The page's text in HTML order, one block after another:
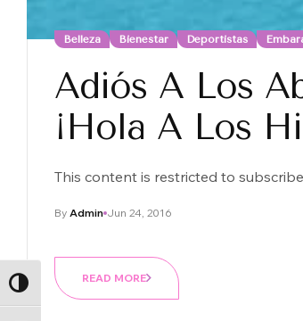
ALTERNAR ALTO CONTRASTE
Belleza Bienestar Deportistas
Adiós A Los
¡Hola A Los
This content is restricted to
Jun 24, 2016
By Admin
READ MORE